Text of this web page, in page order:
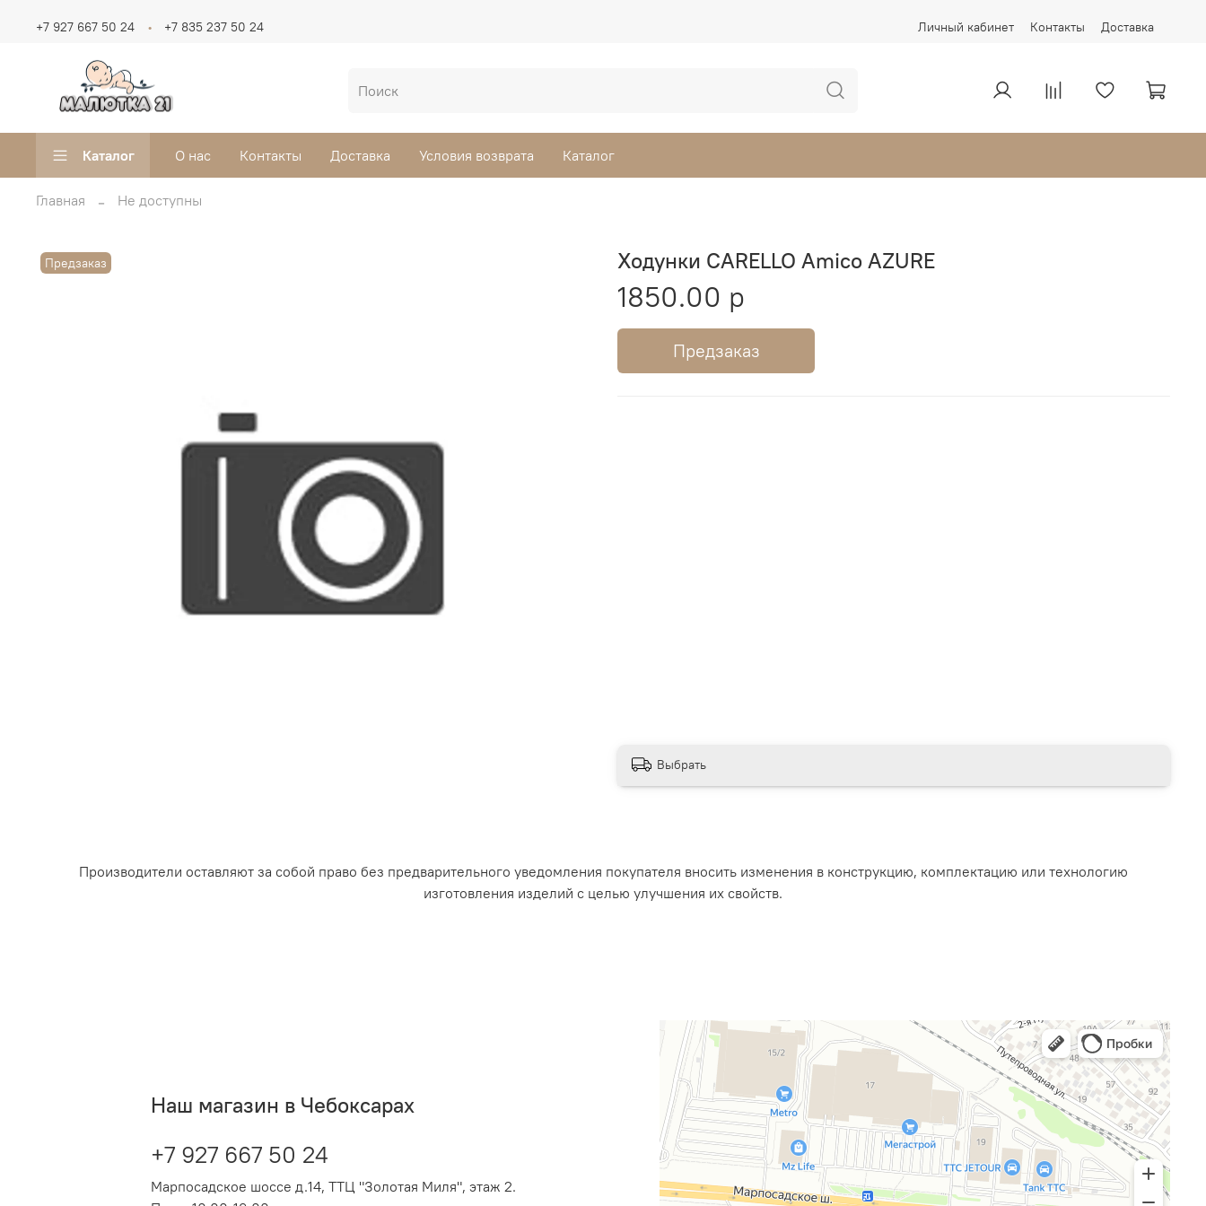
Личный кабинет Контакты Доставка
+7 927 667 50 24 +7 835 237 50 24
Каталог О нас Контакты Доставка Условия возврата Каталог
Главная Не доступны
Предзаказ Ходунки CARELLO Amico AZURE
1850.00 р
Предзаказ
Выбрать
Производители оставляют за собой право без предварительного уведомления покупателя вносить изменения в конструкцию, комплектацию или технологию
изготовления изделий с целью улучшения их свойств.
Наш магазин в Чебоксарах
+7 927 667 50 24
Марпосадское шоссе д.14, ТТЦ "Золотая Миля", этаж 2.